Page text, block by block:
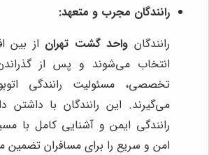
رانندگان مجرب و متعهد:
رانندگان واحد گشت تهران از بین
انتخاب می‌شوند و پس از
تخصصی، مسئولیت رانندگی
می‌گیرند. این رانندگان با داشتن
رانندگی ایمن و آشنایی کامل با
امن و سریع را برای مسافران تضمین